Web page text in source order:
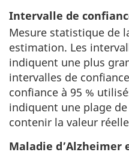
Intervalle de
Mesure statistique de
estimation. Les
indiquent une plus
intervalles de
confiance à 95 %
indiquent une plage
contenir la valeur
Maladie d’Alzheimer